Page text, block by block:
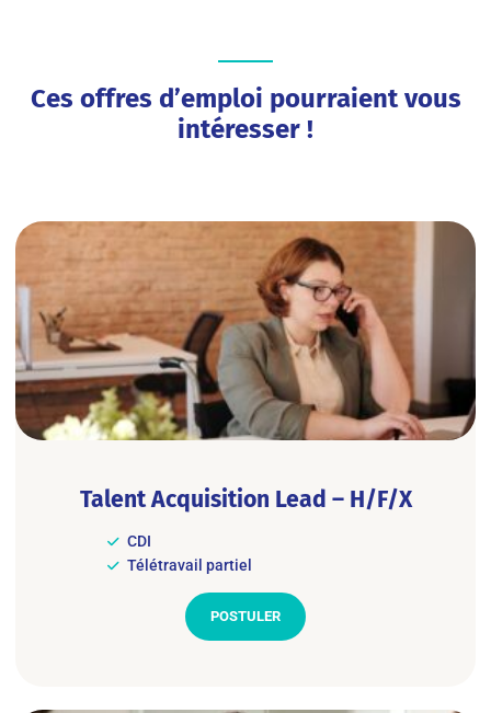
Ces offres d’emploi pourraient vous
intéresser !
Talent Acquisition Lead – H/F/X
CDI
Télétravail partiel
POSTULER